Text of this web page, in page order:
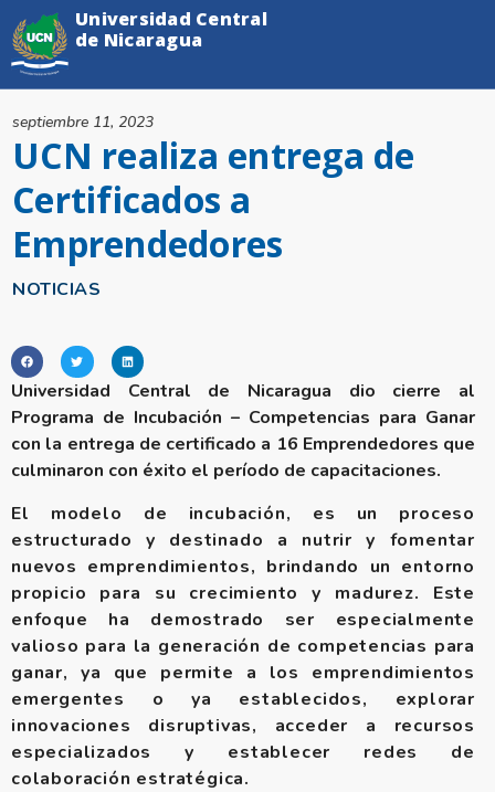
NOTICIAS
UCN realiza entrega de
Certificados a
Emprendedores
septiembre 11, 2023
Universidad Central
de Nicaragua
Universidad Central de Nicaragua dio cierre al
Programa de Incubación – Competencias para Ganar
con la entrega de certificado a 16 Emprendedores que
culminaron con éxito el período de capacitaciones.
El modelo de incubación, es un proceso
estructurado y destinado a nutrir y fomentar
nuevos emprendimientos, brindando un entorno
propicio para su crecimiento y madurez. Este
enfoque ha demostrado ser especialmente
valioso para la generación de competencias para
ganar, ya que permite a los emprendimientos
emergentes o ya establecidos, explorar
innovaciones disruptivas, acceder a recursos
especializados y establecer redes de
colaboración estratégica.